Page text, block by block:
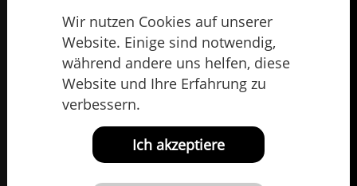
Wir nutzen Cookies auf unserer
Website. Einige sind notwendig,
während andere uns helfen, diese
Website und Ihre Erfahrung zu
verbessern.
Ich akzeptiere